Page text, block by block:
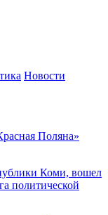
Новости
Поляна»
Коми, вошел
политической